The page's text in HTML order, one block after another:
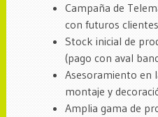
Campaña de
con futuros
Stock inicial de
(pago con aval
Asesoramiento en
montaje y
Amplia gama de